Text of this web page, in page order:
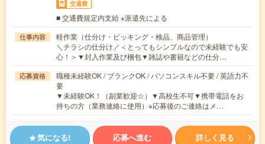
交通費
■ 交通費規定内支給 ※派遣先による
仕事内容
軽作業（仕分け・ピッキング・検品、商品管理）
＼チラシの仕分け／＜とってもシンプルなので未経験でも安
心！＞▼封入作業及び梱包▼雑誌や書籍などの仕分…
応募資格
職種未経験OK / ブランクOK / パソコンスキル不要 / 英語力不
要
▼未経験OK！（副業歓迎☆）▼高校生不可▼携帯電話をお
持ちの方（業務連絡に使用）※応募後のご連絡はメ…
気になる! 応募へ進む 詳しく見る